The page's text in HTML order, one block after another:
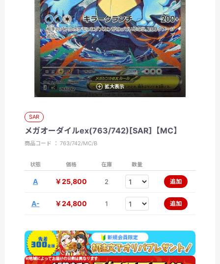
拡大表示
SAR
メガオーダイルex(763/742)[SAR]【MC】
商品コード ： 763/742/MC/B
状態 価格 在庫 数量
A ￥25,800 2 追加
A- ￥24,800 1 追加